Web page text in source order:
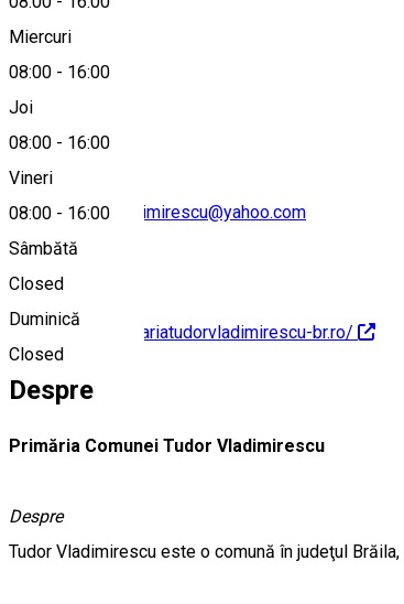
Miercuri
08:00 - 16:00
Joi
08:00 - 16:00
Vineri
08:00 - 16:00
Sâmbătă
Closed
Duminică
Closed
primariatudorvladimirescu@yahoo.com
https://www.primariatudorvladimirescu-br.ro/
Despre
Primăria Comunei Tudor Vladimirescu
Despre
Tudor Vladimirescu este o comună în judeţul